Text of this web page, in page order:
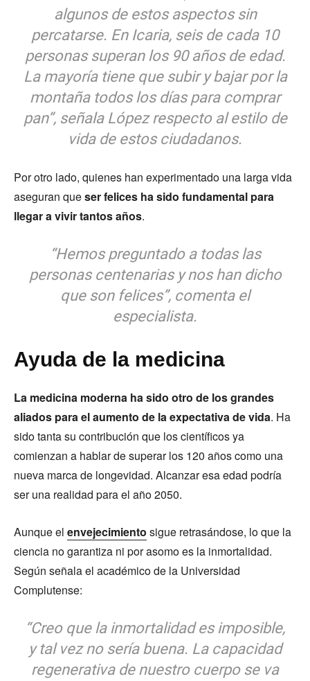
algunos de estos aspectos sin
percatarse. En Icaria, seis de cada 10
personas superan los 90 años de edad.
La mayoría tiene que subir y bajar por la
montaña todos los días para comprar
pan”, señala López respecto al estilo de
vida de estos ciudadanos.
Por otro lado, quienes han experimentado una larga vida
aseguran queser felices ha sido fundamental para
llegar a vivir tantos años.
“Hemos preguntado a todas las
personas centenarias y nos han dicho
que son felices”, comenta el
especialista.
Ayuda de la medicina
La medicina moderna ha sido otro de los grandes
aliados para el aumento de la expectativa de vida. Ha
sido tanta su contribución que los científicos ya
comienzan a hablar de superar los 120 años como una
nueva marca de longevidad. Alcanzar esa edad podría
ser una realidad para el año 2050.
Aunque el envejecimiento sigue retrasándose, lo que la
ciencia no garantiza ni por asomo es la inmortalidad.
Según señala el académico de la Universidad
Complutense:
“Creo que la inmortalidad es imposible,
y tal vez no sería buena. La capacidad
regenerativa de nuestro cuerpo se va